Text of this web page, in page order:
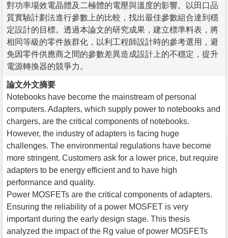
對功率場效電晶體及二極體的電壓與溫度的影響。以田口品
質實驗計劃法進行參數上的比較，找出最佳參數組合達到穩
定設計的目標。透過本論文的研究成果，建立標準料表，將
相同等級的零件族群化，以利工程師設計時的參考選用，避
免因零件供應商之間的參數差異造成設計上的不穩定，提升
電源轉換器的競爭力。
論文外文摘要
Notebooks have become the mainstream of personal
computers. Adapters, which supply power to notebooks and
chargers, are the critical components of notebooks.
However, the industry of adapters is facing huge
challenges. The environmental regulations have become
more stringent. Customers ask for a lower price, but require
adapters to be energy efficient and to have high
performance and quality.
Power MOSFETs are the critical components of adapters.
Ensuring the reliability of a power MOSFET is very
important during the early design stage. This thesis
analyzed the impact of the Rg value of power MOSFETs